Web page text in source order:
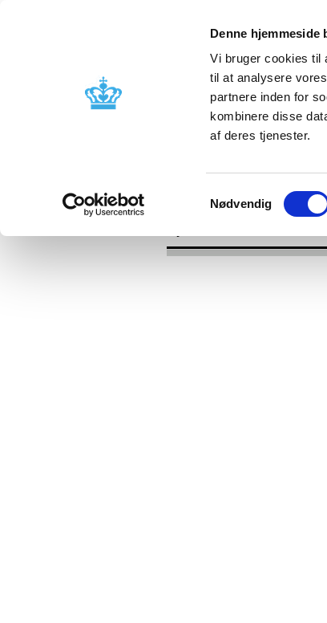
Denne hjemmeside
Vi bruger cookies til
til at analysere
partnere inden for
kombinere disse
af deres tjenester.
Samtykkevalg
Nødvendig
Godkendelse og